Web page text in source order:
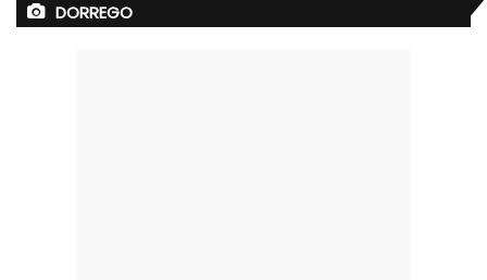
DORREGO